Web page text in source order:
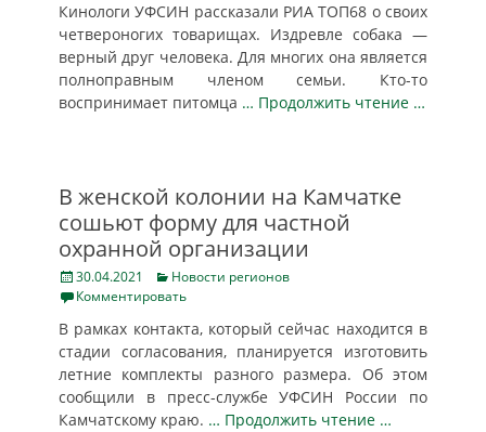
Кинологи УФСИН рассказали РИА ТОП68 о своих
четвероногих товарищах. Издревле собака —
верный друг человека. Для многих она является
полноправным членом семьи. Кто-то
воспринимает питомца … Продолжить чтение …
В женской колонии на Камчатке
сошьют форму для частной
охранной организации
Posted
on
30.04.2021 Categories
Новости регионов
Комментировать
В рамках контакта, который сейчас находится в
стадии согласования, планируется изготовить
летние комплекты разного размера. Об этом
сообщили в пресс-службе УФСИН России по
Камчатскому краю. … Продолжить чтение …